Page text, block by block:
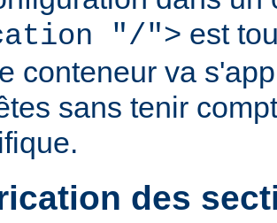
"/"> est
conteneur va
sans tenir
des